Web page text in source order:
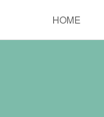
HOME